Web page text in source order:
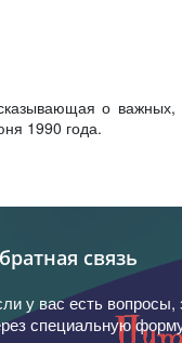
о важных,
1990 года.
связь
у вас есть вопросы,
специальную